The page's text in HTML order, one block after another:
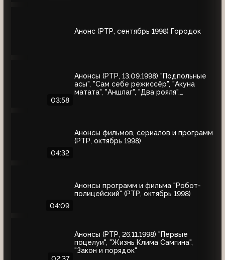
Анонс (РТР, сентябрь 1998) Городок
03:58
Анонсы (РТР, 13.09.1998) "Подпольные
асы", "Сам себе режиссёр", "Акуна
матата", "Аншлаг", "Два рояля",
04:32
Анонсы фильмов, сериалов и программ
(РТР, октябрь 1998)
04:09
Анонсы программ и фильма "Робот-
полицейский" (РТР, октябрь 1998)
02:37
Анонсы (РТР, 26.11.1998) "Первые
поцелуи", "Жизнь Клима Самгина",
"Закон и порядок"